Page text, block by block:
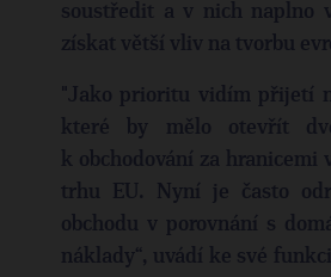
soustředit a v nich naplno
získat větší vliv na tvorbu
"Jako prioritu vidím přijetí
které by mělo otevřít
k obchodování za
trhu EU. Nyní je často
obchodu v porovnání s
náklady“, uvádí ke své